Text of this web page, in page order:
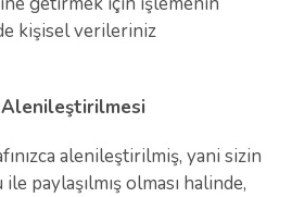
kişisel verileriniz
alenileştirilmiş, yani sizin
paylaşılmış olması halinde,